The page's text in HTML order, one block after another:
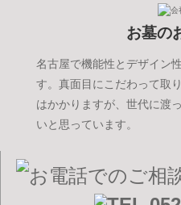
お墓の
名古屋で機能性とデザイン
す。真面目にこだわって取
はかかりますが、世代に渡
いと思っています。